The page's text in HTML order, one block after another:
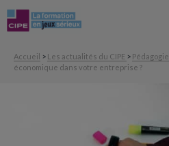
Accueil > Les actualités du CIPE > Pédagogie
économique dans votre entreprise ?